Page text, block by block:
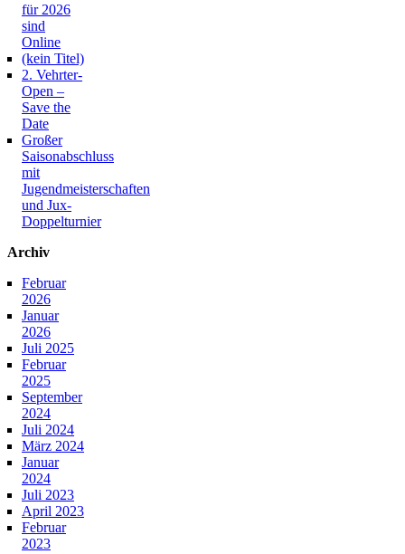
für 2026
sind
Online
(kein Titel)
2. Vehrter-
Open –
Save the
Date
Großer
Saisonabschluss
mit
Jugendmeisterschaften
und Jux-
Doppelturnier
Archiv
Februar
2026
Januar
2026
Juli 2025
Februar
2025
September
2024
Juli 2024
März 2024
Januar
2024
Juli 2023
April 2023
Februar
2023